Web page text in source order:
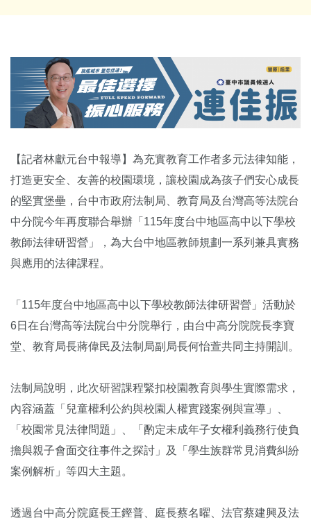
【記者林獻元台中報導】為充實教育工作者多元法律知能，
打造更安全、友善的校園環境，讓校園成為孩子們安心成長
的堅實堡壘，台中市政府法制局、教育局及台灣高等法院台
中分院今年再度聯合舉辦「115年度台中地區高中以下學校
教師法律研習營」，為大台中地區教師規劃一系列兼具實務
與應用的法律課程。
「115年度台中地區高中以下學校教師法律研習營」活動於
6日在台灣高等法院台中分院舉行，由台中高分院院長李寶
堂、教育局長蔣偉民及法制局副局長何怡萱共同主持開訓。
法制局說明，此次研習課程緊扣校園教育與學生實際需求，
內容涵蓋「兒童權利公約與校園人權實踐案例與宣導」、
「校園常見法律問題」、「酌定未成年子女權利義務行使負
擔與親子會面交往事件之探討」及「學生族群常見消費糾紛
案例解析」等四大主題。
透過台中高分院庭長王鏗普、庭長蔡名曜、法官蔡建興及法